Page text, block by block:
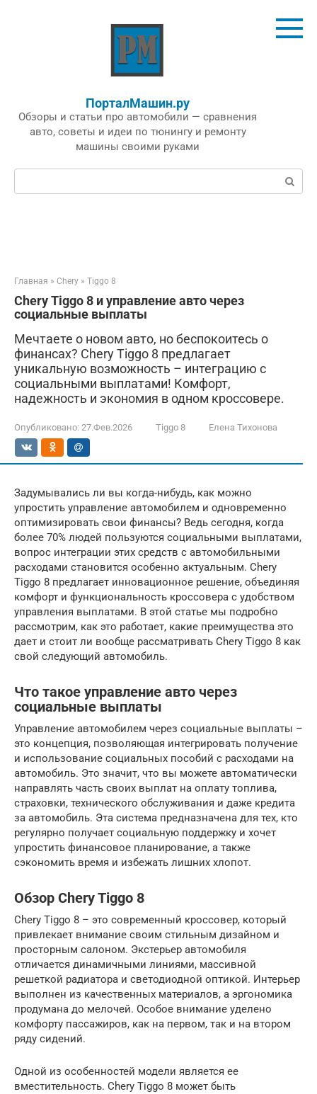
ПорталМашин.ру
Обзоры и статьи про автомобили — сравнения
авто, советы и идеи по тюнингу и ремонту
машины своими руками
Поиск:
Главная » Chery » Tiggo 8
Chery Tiggo 8 и управление авто через
социальные выплаты
Мечтаете о новом авто, но беспокоитесь о
финансах? Chery Tiggo 8 предлагает
уникальную возможность – интеграцию с
социальными выплатами! Комфорт,
надежность и экономия в одном кроссовере.
Опубликовано: 27.Фев.2026 Tiggo 8 Елена Тихонова
Задумывались ли вы когда-нибудь, как можно
упростить управление автомобилем и одновременно
оптимизировать свои финансы? Ведь сегодня, когда
более 70% людей пользуются социальными выплатами,
вопрос интеграции этих средств с автомобильными
расходами становится особенно актуальным. Chery
Tiggo 8 предлагает инновационное решение, объединяя
комфорт и функциональность кроссовера с удобством
управления выплатами. В этой статье мы подробно
рассмотрим, как это работает, какие преимущества это
дает и стоит ли вообще рассматривать Chery Tiggo 8 как
свой следующий автомобиль.
Что такое управление авто через
социальные выплаты
Управление автомобилем через социальные выплаты –
это концепция, позволяющая интегрировать получение
и использование социальных пособий с расходами на
автомобиль. Это значит, что вы можете автоматически
направлять часть своих выплат на оплату топлива,
страховки, технического обслуживания и даже кредита
за автомобиль. Эта система предназначена для тех, кто
регулярно получает социальную поддержку и хочет
упростить финансовое планирование, а также
сэкономить время и избежать лишних хлопот.
Обзор Chery Tiggo 8
Chery Tiggo 8 – это современный кроссовер, который
привлекает внимание своим стильным дизайном и
просторным салоном. Экстерьер автомобиля
отличается динамичными линиями, массивной
решеткой радиатора и светодиодной оптикой. Интерьер
выполнен из качественных материалов, а эргономика
продумана до мелочей. Особое внимание уделено
комфорту пассажиров, как на первом, так и на втором
ряду сидений.
Одной из особенностей модели является ее
вместительность. Chery Tiggo 8 может быть